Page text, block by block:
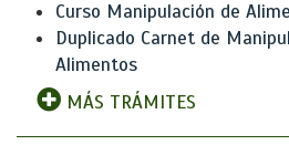
Curso Manipulación de
Duplicado Carnet de
Alimentos
MÁS TRÁMITES